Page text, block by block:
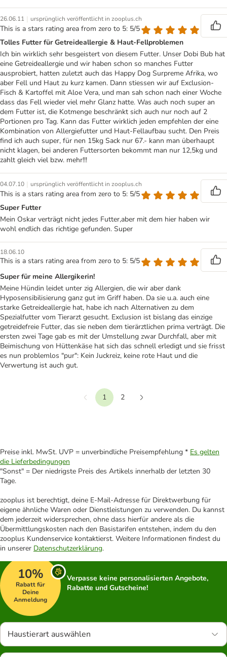
26.06.11 | ursprünglich veröffentlicht in zooplus.ch
This is a stars rating area from zero to 5: 5/5
Tolles Futter für Getreideallergie & Haut-Fellproblemen
Ich bin wirklich sehr besgeistert von diesem Futter. Unser Dobi Bub hat
eine Getreideallergie und wir haben schon so manches Futter
ausprobiert, hatten zuletzt auch das Happy Dog Surpreme Afrika, wo
aber Fell und Haut zu kurz kamen. Dann stiessen wir auf Exclusion-
Fisch & Kartoffel mit Aloe Vera, und man sah schon nach einer Woche
dass das Fell wieder viel mehr Glanz hatte. Was auch noch super an
dem Futter ist, die Kotmenge beschränkt sich auch nur noch auf 2
Portionen pro Tag. Kann das Futter wirklich jeden empfehlen der eine
Kombination von Allergiefutter und Haut-Fellaufbau sucht. Den Preis
find ich auch super, für nen 15kg Sack nur 67.- kann man überhaupt
nicht klagen, bei anderen Futtersorten bekommt man nur 12,5kg und
zahlt gleich viel bzw. mehr!!!
04.07.10 | ursprünglich veröffentlicht in zooplus.ch
This is a stars rating area from zero to 5: 5/5
Super Futter
Mein Oskar verträgt nicht jedes Futter,aber mit dem hier haben wir
wohl endlich das richtige gefunden. Super
18.06.10
This is a stars rating area from zero to 5: 5/5
Super für meine Allergikerin!
Meine Hündin leidet unter zig Allergien, die wir aber dank
Hyposensibilisierung ganz gut im Griff haben. Da sie u.a. auch eine
starke Getreideallergie hat, habe ich nach Alternativen zu dem
Spezialfutter vom Tierarzt gesucht. Exclusion ist bislang das einzige
getreidefreie Futter, das sie neben dem tierärztlichen prima verträgt. Die
ersten zwei Tage gab es mit der Umstellung zwar Durchfall, aber mit
Beimischung von Hüttenkäse hat sich das schnell erledigt und sie frisst
es nun problemlos "pur": Kein Juckreiz, keine rote Haut und die
Verwertung ist auch gut.
Vorherige
1
2
Preise inkl. MwSt. UVP = unverbindliche Preisempfehlung * Es gelten
die Lieferbedingungen
"Sonst" = Der niedrigste Preis des Artikels innerhalb der letzten 30
Tage.
zooplus ist berechtigt, deine E-Mail-Adresse für Direktwerbung für
eigene ähnliche Waren oder Dienstleistungen zu verwenden. Du kannst
dem jederzeit widersprechen, ohne dass hierfür andere als die
Übermittlungskosten nach den Basistarifen entstehen, indem du den
zooplus Kundenservice kontaktierst. Weitere Informationen findest du
in unserer Datenschutzerklärung.
10%
Rabatt für
Deine
Anmeldung
Verpasse keine personalisierten Angebote,
Rabatte und Gutscheine!
Haustierart auswählen